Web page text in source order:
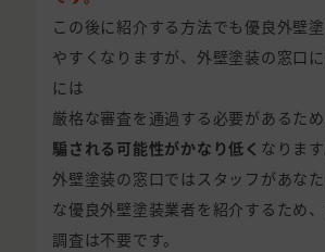
この後に紹介する方法でも優良外壁
やすくなりますが、外壁塗装の窓口
には
厳格な審査を通過する必要があるため
騙される可能性がかなり低く なります
外壁塗装の窓口ではスタッフがあな
な優良外壁塗装業者を紹介するため
調査は不要です。